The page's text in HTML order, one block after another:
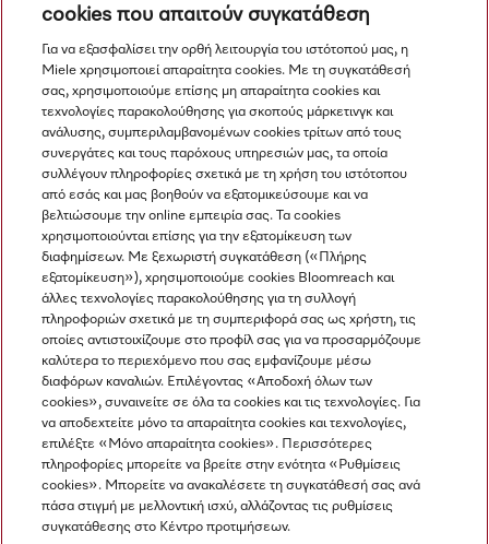
στεγνωτηρίου.
€ 430.00
Σύγκριση
Προβολή όλων
Πλοήγηση
Υπηρεσιες
cookies που απαιτούν συγκατάθεση
Για να εξασφαλίσει την ορθή λειτουργία του ιστότοπού μας, η
Miele χρησιμοποιεί απαραίτητα cookies. Με τη συγκατάθεσή
σας, χρησιμοποιούμε επίσης μη απαραίτητα cookies και
τεχνολογίες παρακολούθησης για σκοπούς μάρκετινγκ και
ανάλυσης, συμπεριλαμβανομένων cookies τρίτων από τους
συνεργάτες και τους παρόχους υπηρεσιών μας, τα οποία
συλλέγουν πληροφορίες σχετικά με τη χρήση του ιστότοπου
από εσάς και μας βοηθούν να εξατομικεύσουμε και να
βελτιώσουμε την online εμπειρία σας. Τα cookies
χρησιμοποιούνται επίσης για την εξατομίκευση των
διαφημίσεων. Με ξεχωριστή συγκατάθεση («Πλήρης
εξατομίκευση»), χρησιμοποιούμε cookies Bloomreach και
άλλες τεχνολογίες παρακολούθησης για τη συλλογή
πληροφοριών σχετικά με τη συμπεριφορά σας ως χρήστη, τις
οποίες αντιστοιχίζουμε στο προφίλ σας για να προσαρμόζουμε
καλύτερα το περιεχόμενο που σας εμφανίζουμε μέσω
διαφόρων καναλιών. Επιλέγοντας «Αποδοχή όλων των
cookies», συναινείτε σε όλα τα cookies και τις τεχνολογίες. Για
να αποδεχτείτε μόνο τα απαραίτητα cookies και τεχνολογίες,
επιλέξτε «Μόνο απαραίτητα cookies». Περισσότερες
πληροφορίες μπορείτε να βρείτε στην ενότητα «Ρυθμίσεις
cookies». Μπορείτε να ανακαλέσετε τη συγκατάθεσή σας ανά
πάσα στιγμή με μελλοντική ισχύ, αλλάζοντας τις ρυθμίσεις
συγκατάθεσης στο Κέντρο προτιμήσεων.